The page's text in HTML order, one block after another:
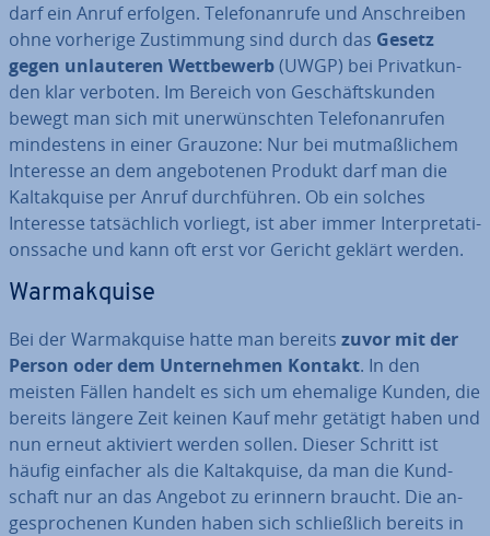
darf ein Anruf erfolgen. Te­le­fon­an­ru­fe und An­schrei­ben
ohne vorherige Zu­stim­mung sind durch das Gesetz
gegen un­lau­te­ren Wett­be­werb(UWGP) bei Pri­vat­kun­
den klar verboten. Im Bereich von Ge­schäfts­kun­den
bewegt man sich mit un­er­wünsch­ten Te­le­fon­an­ru­fen
min­des­tens in einer Grauzone: Nur bei mut­maß­li­chem
Interesse an dem an­ge­bo­te­nen Produkt darf man die
Kalt­ak­qui­se per Anruf durch­füh­ren. Ob ein solches
Interesse tat­säch­lich vorliegt, ist aber immer In­ter­pre­ta­ti­
ons­sa­che und kann oft erst vor Gericht geklärt werden.
Warmak­qui­se
Bei der Warmak­qui­se hatte man bereits zuvor mit der
Person oder dem Un­ter­neh­men Kontakt. In den
meisten Fällen handelt es sich um ehemalige Kunden, die
bereits längere Zeit keinen Kauf mehr getätigt haben und
nun erneut aktiviert werden sollen. Dieser Schritt ist
häufig einfacher als die Kalt­ak­qui­se, da man die Kund­
schaft nur an das Angebot zu erinnern braucht. Die an­
ge­spro­che­nen Kunden haben sich schließ­lich bereits in